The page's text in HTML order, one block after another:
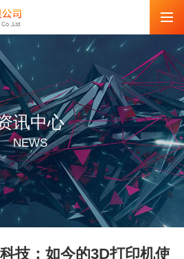
讯中心
NEWS
技：如今的3D打印机使